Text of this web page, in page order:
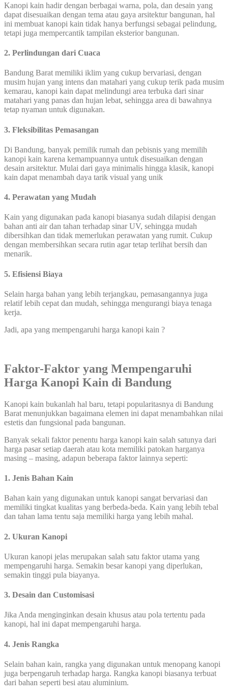
Kanopi kain hadir dengan berbagai warna, pola, dan desain yang
dapat disesuaikan dengan tema atau gaya arsitektur bangunan, hal
ini membuat kanopi kain tidak hanya berfungsi sebagai pelindung,
tetapi juga mempercantik tampilan eksterior bangunan.
2. Perlindungan dari Cuaca
Bandung Barat memiliki iklim yang cukup bervariasi, dengan
musim hujan yang intens dan matahari yang cukup terik pada musim
kemarau, kanopi kain dapat melindungi area terbuka dari sinar
matahari yang panas dan hujan lebat, sehingga area di bawahnya
tetap nyaman untuk digunakan.
3. Fleksibilitas Pemasangan
Di Bandung, banyak pemilik rumah dan pebisnis yang memilih
kanopi kain karena kemampuannya untuk disesuaikan dengan
desain arsitektur. Mulai dari gaya minimalis hingga klasik, kanopi
kain dapat menambah daya tarik visual yang unik
4. Perawatan yang Mudah
Kain yang digunakan pada kanopi biasanya sudah dilapisi dengan
bahan anti air dan tahan terhadap sinar UV, sehingga mudah
dibersihkan dan tidak memerlukan perawatan yang rumit. Cukup
dengan membersihkan secara rutin agar tetap terlihat bersih dan
menarik.
5. Efisiensi Biaya
Selain harga bahan yang lebih terjangkau, pemasangannya juga
relatif lebih cepat dan mudah, sehingga mengurangi biaya tenaga
kerja.
Jadi, apa yang mempengaruhi harga kanopi kain ?
Faktor-Faktor yang Mempengaruhi
Harga Kanopi Kain di Bandung
Kanopi kain bukanlah hal baru, tetapi popularitasnya di Bandung
Barat menunjukkan bagaimana elemen ini dapat menambahkan nilai
estetis dan fungsional pada bangunan.
Banyak sekali faktor penentu harga kanopi kain salah satunya dari
harga pasar setiap daerah atau kota memiliki patokan harganya
masing – masing, adapun beberapa faktor lainnya seperti:
1. Jenis Bahan Kain
Bahan kain yang digunakan untuk kanopi sangat bervariasi dan
memiliki tingkat kualitas yang berbeda-beda. Kain yang lebih tebal
dan tahan lama tentu saja memiliki harga yang lebih mahal.
2. Ukuran Kanopi
Ukuran kanopi jelas merupakan salah satu faktor utama yang
mempengaruhi harga. Semakin besar kanopi yang diperlukan,
semakin tinggi pula biayanya.
3. Desain dan Customisasi
Jika Anda menginginkan desain khusus atau pola tertentu pada
kanopi, hal ini dapat mempengaruhi harga.
4. Jenis Rangka
Selain bahan kain, rangka yang digunakan untuk menopang kanopi
juga berpengaruh terhadap harga. Rangka kanopi biasanya terbuat
dari bahan seperti besi atau aluminium.